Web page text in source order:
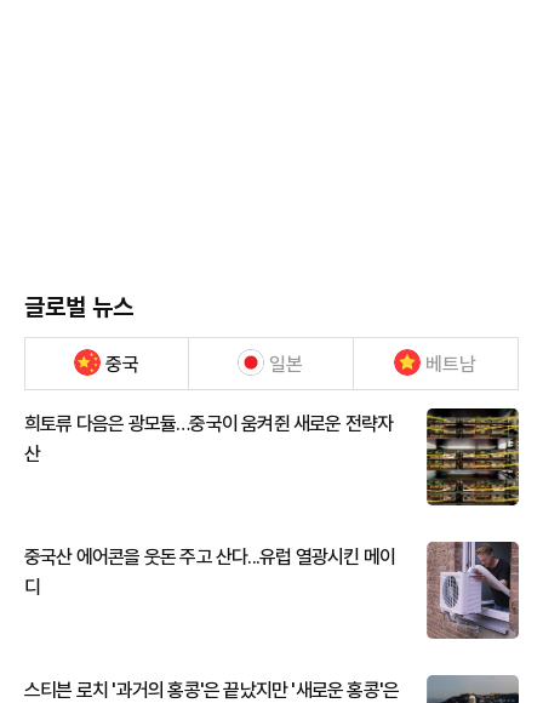
글로벌 뉴스
중국 일본 베트남
희토류 다음은 광모듈…중국이 움켜쥔 새로운 전략자
산
중국산 에어콘을 웃돈 주고 산다...유럽 열광시킨 메이
디
스티븐 로치 '과거의 홍콩'은 끝났지만 '새로운 홍콩'은